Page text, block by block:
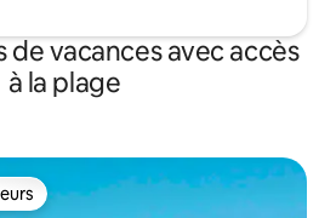
vacances avec accès
à la plage